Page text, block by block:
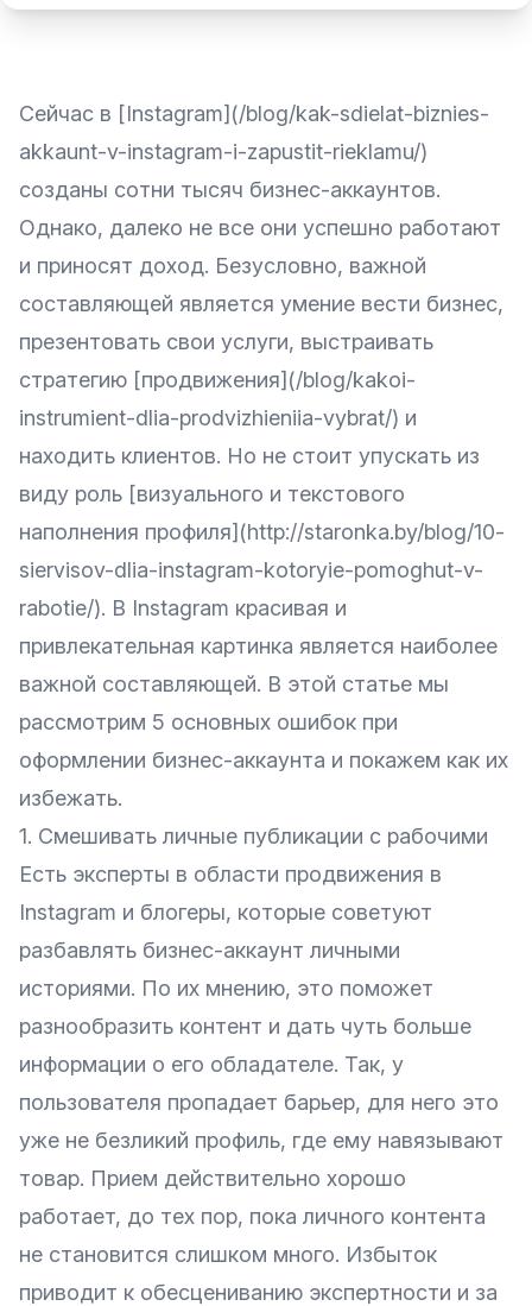
Сейчас в [Instagram](/blog/kak-sdielat-biznies-
akkaunt-v-instagram-i-zapustit-rieklamu/)
созданы сотни тысяч бизнес-аккаунтов.
Однако, далеко не все они успешно работают
и приносят доход. Безусловно, важной
составляющей является умение вести бизнес,
презентовать свои услуги, выстраивать
стратегию [продвижения](/blog/kakoi-
instrumient-dlia-prodvizhieniia-vybrat/) и
находить клиентов. Но не стоит упускать из
виду роль [визуального и текстового
наполнения профиля](http://staronka.by/blog/10-
siervisov-dlia-instagram-kotoryie-pomoghut-v-
rabotie/). В Instagram красивая и
привлекательная картинка является наиболее
важной составляющей. В этой статье мы
рассмотрим 5 основных ошибок при
оформлении бизнес-аккаунта и покажем как их
избежать.
1. Смешивать личные публикации с рабочими
Есть эксперты в области продвижения в
Instagram и блогеры, которые советуют
разбавлять бизнес-аккаунт личными
историями. По их мнению, это поможет
разнообразить контент и дать чуть больше
информации о его обладателе. Так, у
пользователя пропадает барьер, для него это
уже не безликий профиль, где ему навязывают
товар. Прием действительно хорошо
работает, до тех пор, пока личного контента
не становится слишком много. Избыток
приводит к обесцениванию экспертности и за